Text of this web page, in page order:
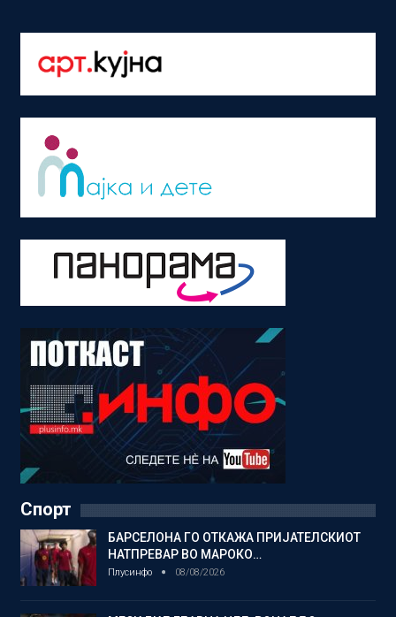
Спорт
БАРСЕЛОНА ГО ОТКАЖА ПРИЈАТЕЛСКИОТ
НАТПРЕВАР ВО МАРОКО…
Плусинфо 08/08/2026